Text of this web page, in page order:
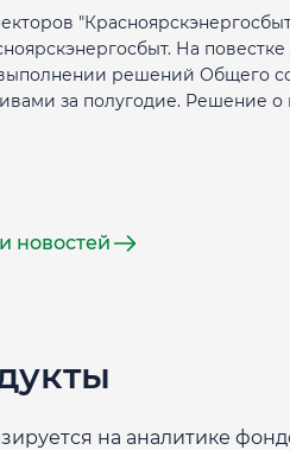
На
решений Общего
за полугодие. Решение о
новостей
на аналитике